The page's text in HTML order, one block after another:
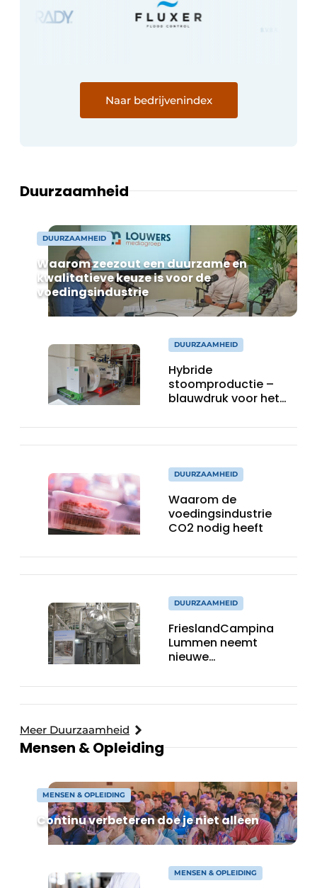
Naar bedrijvenindex
Duurzaamheid
DUURZAAMHEID
Waarom zeezout een duurzame en
kwalitatieve keuze is voor de
voedingsindustrie
DUURZAAMHEID
Hybride
stoomproductie –
blauwdruk voor het
DUURZAAMHEID
Waarom de
voedingsindustrie
CO2 nodig heeft
DUURZAAMHEID
FrieslandCampina
Lummen neemt
nieuwe
gebruik
Meer Duurzaamheid
Mensen & Opleiding
MENSEN & OPLEIDING
Continu verbeteren doe je niet alleen
MENSEN & OPLEIDING